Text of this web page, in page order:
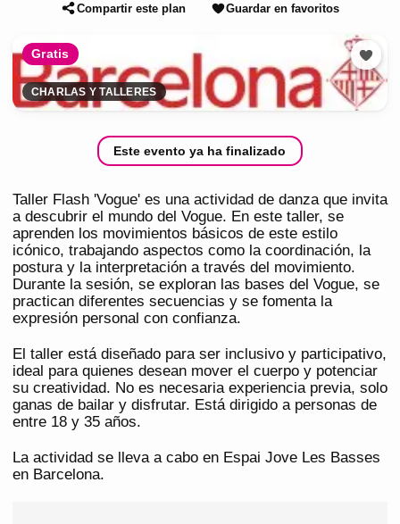
Compartir este plan Guardar en favoritos
Gratis
CHARLAS Y TALLERES
Este evento ya ha finalizado
Taller Flash 'Vogue' es una actividad de danza que invita
a descubrir el mundo del Vogue. En este taller, se
aprenden los movimientos básicos de este estilo
icónico, trabajando aspectos como la coordinación, la
postura y la interpretación a través del movimiento.
Durante la sesión, se exploran las bases del Vogue, se
practican diferentes secuencias y se fomenta la
expresión personal con confianza.
El taller está diseñado para ser inclusivo y participativo,
ideal para quienes desean mover el cuerpo y potenciar
su creatividad. No es necesaria experiencia previa, solo
ganas de bailar y disfrutar. Está dirigido a personas de
entre 18 y 35 años.
La actividad se lleva a cabo en Espai Jove Les Basses
en Barcelona.